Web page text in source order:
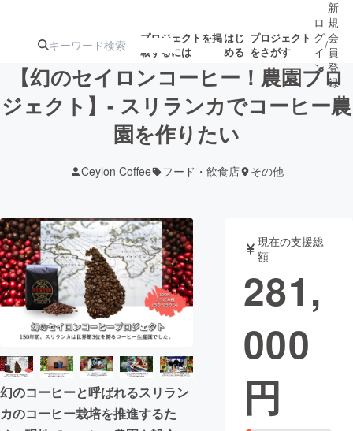
プロジェクトを掲
載するには
はじ
める
プロジェクト
をさがす
注目の新着プロ
ジェクト
募集終了が近いプ
テクノロジー・ガジェット
映像・映画 書籍・雑誌
ビジネス・起業 チャレンジ
まちづくり・地域活性化
ロ
グ
イ
ン
/
新
規
会
員
登
録
【幻のセイロンコーヒー！農園プロ
ジェクト】- スリランカでコーヒー農
園を作りたい
Ceylon Coffee フード・飲食店 その他
幻のコーヒーと呼ばれるスリラン
カのコーヒー栽培を推進するた
現在の支援総
額
281,
000
円